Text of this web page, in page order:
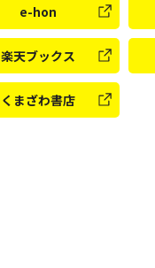
e-hon
楽天ブックス
くまざわ書店